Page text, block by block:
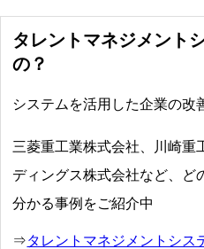
タレントマネジメント
の？
システムを活用した企業の改
三菱重工業株式会社、川崎重
ディングス株式会社など、ど
分かる事例をご紹介中
⇒タレントマネジメントシス